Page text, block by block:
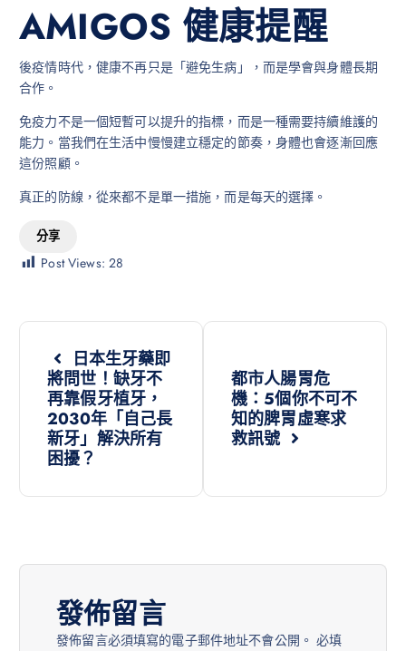
AMIGOS 健康提醒
後疫情時代，健康不再只是「避免生病」，而是學會與身體長期
合作。
免疫力不是一個短暫可以提升的指標，而是一種需要持續維護的
能力。當我們在生活中慢慢建立穩定的節奏，身體也會逐漸回應
這份照顧。
真正的防線，從來都不是單一措施，而是每天的選擇。
分享
Post Views: 28
日本生牙藥即
將問世！缺牙不
再靠假牙植牙，
2030年「自己長
新牙」解決所有
困擾？
都市人腸胃危
機：5個你不可不
知的脾胃虛寒求
救訊號
發佈留言
發佈留言必須填寫的電子郵件地址不會公開。 必填